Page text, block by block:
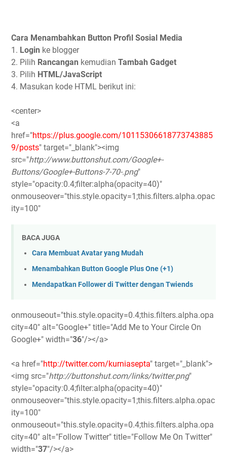
Cara Menambahkan Button Profil Sosial Media
1. Login ke blogger
2. Pilih Rancangan kemudian Tambah Gadget
3. Pilih HTML/JavaScript
4. Masukan kode HTML berikut ini:
<center>
<a
href="https://plus.google.com/10115306618773743885
9/posts" target="_blank"><img
src="http://www.buttonshut.com/Google+-
Buttons/Google+-Buttons-7-70-.png"
style="opacity:0.4;filter:alpha(opacity=40)"
onmouseover="this.style.opacity=1;this.filters.alpha.opac
ity=100"
BACA JUGA
Cara Membuat Avatar yang Mudah
Menambahkan Button Google Plus One (+1)
Mendapatkan Follower di Twitter dengan Twiends
onmouseout="this.style.opacity=0.4;this.filters.alpha.opa
city=40" alt="Google+" title="Add Me to Your Circle On
Google+" width="36"/></a>
<a href="http://twitter.com/kurniasepta" target="_blank">
<img src="http://buttonshut.com/links/twitter.png"
style="opacity:0.4;filter:alpha(opacity=40)"
onmouseover="this.style.opacity=1;this.filters.alpha.opac
ity=100"
onmouseout="this.style.opacity=0.4;this.filters.alpha.opa
city=40" alt="Follow Twitter" title="Follow Me On Twitter"
width="37"/></a>